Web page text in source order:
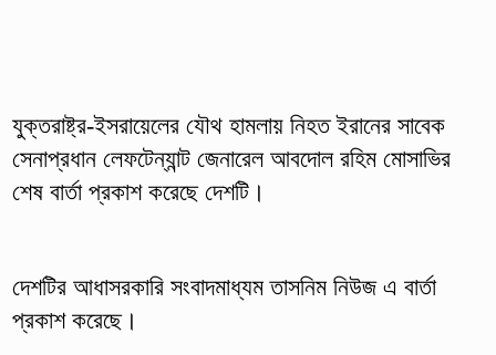
যুক্তরাষ্ট্র-ইসরায়েলের যৌথ হামলায় নিহত ইরানের সাবেক
সেনাপ্রধান লেফটেন্যান্ট জেনারেল আবদোল রহিম মোসাভির
শেষ বার্তা প্রকাশ করেছে দেশটি।
দেশটির আধাসরকারি সংবাদমাধ্যম তাসনিম নিউজ এ বার্তা
প্রকাশ করেছে।